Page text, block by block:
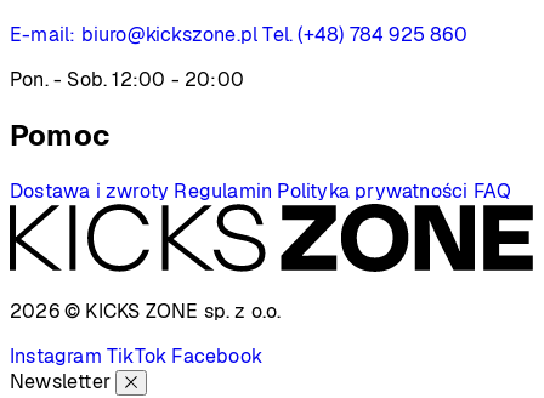
E-mail: biuro@kickszone.pl Tel. (+48) 784 925 860
Pon. - Sob. 12:00 - 20:00
Pomoc
Dostawa i zwroty Regulamin Polityka prywatności FAQ
2026 © KICKS ZONE sp. z o.o.
Instagram TikTok Facebook
Newsletter